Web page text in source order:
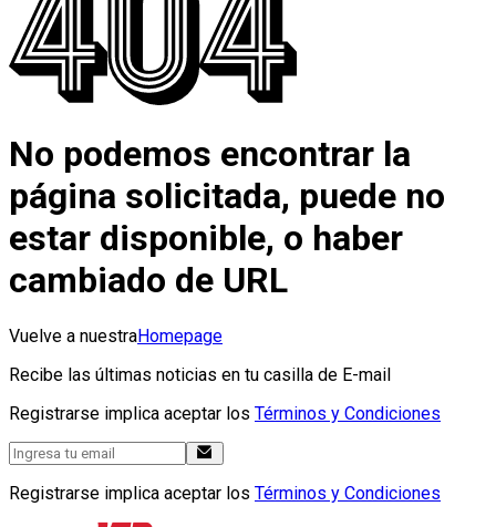
No podemos encontrar la
página solicitada, puede no
estar disponible, o haber
cambiado de URL
Vuelve a nuestraHomepage
Recibe las últimas noticias en tu casilla de E-mail
Registrarse implica aceptar los Términos y Condiciones
Registrarse implica aceptar los Términos y Condiciones